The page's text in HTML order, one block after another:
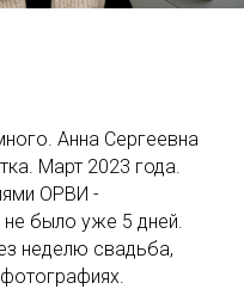
Анна Сергеевна
Март 2023 года.
ОРВИ -
было уже 5 дней.
неделю свадьба,